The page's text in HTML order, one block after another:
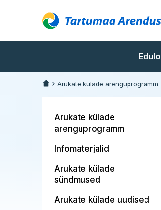
Arukate külade arenguprogramm
Arukate külade
arenguprogramm
Infomaterjalid
Arukate külade
sündmused
Arukate külade uudised